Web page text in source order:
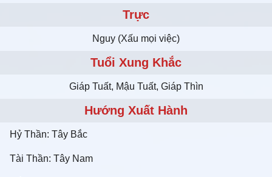
Trực
Nguy (Xấu mọi việc)
Tuổi Xung Khắc
Giáp Tuất, Mậu Tuất, Giáp Thìn
Hướng Xuất Hành
Hỷ Thần: Tây Bắc
Tài Thần: Tây Nam